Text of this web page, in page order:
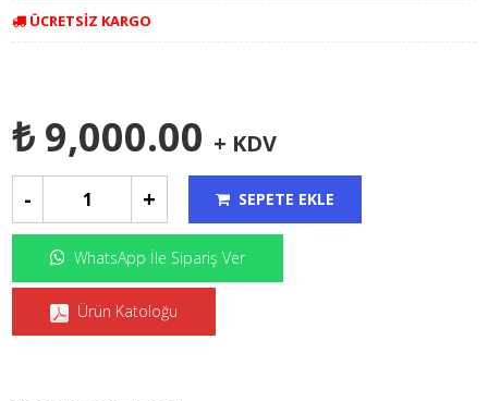
ÜCRETSIZ KARGO
₺ 9,000.00 + KDV
-
+ SEPETE EKLE
WhatsApp İle Sipariş Ver
Ürün Katoloğu